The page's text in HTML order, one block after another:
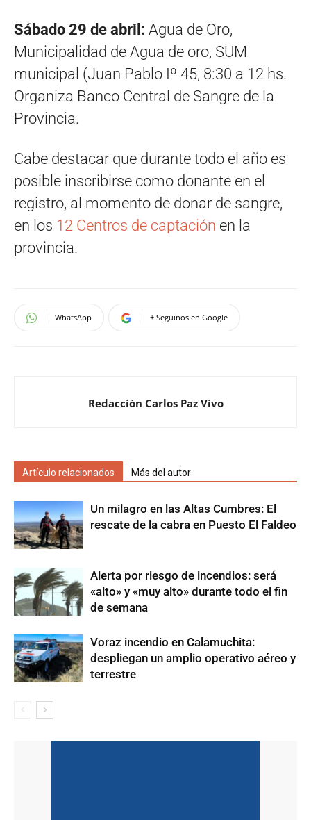
Sábado 29 de abril: Agua de Oro,
Municipalidad de Agua de oro, SUM
municipal (Juan Pablo Iº 45, 8:30 a 12 hs.
Organiza Banco Central de Sangre de la
Provincia.
Cabe destacar que durante todo el año es
posible inscribirse como donante en el
registro, al momento de donar de sangre,
en los 12 Centros de captación en la
provincia.
WhatsApp + Seguinos en Google
Redacción Carlos Paz Vivo
Artículo relacionados Más del autor
Un milagro en las Altas Cumbres: El
rescate de la cabra en Puesto El Faldeo
Alerta por riesgo de incendios: será
«alto» y «muy alto» durante todo el fin
de semana
Voraz incendio en Calamuchita:
despliegan un amplio operativo aéreo y
terrestre